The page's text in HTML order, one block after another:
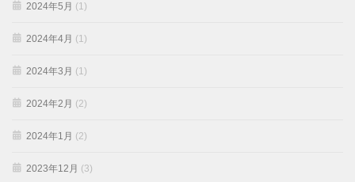
2024年5月 (1)
2024年4月 (1)
2024年3月 (1)
2024年2月 (2)
2024年1月 (2)
2023年12月 (3)